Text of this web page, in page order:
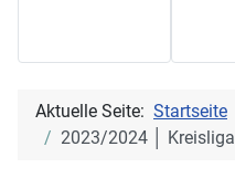
Aktuelle Seite: Startseite
2023/2024 │ Kreisliga